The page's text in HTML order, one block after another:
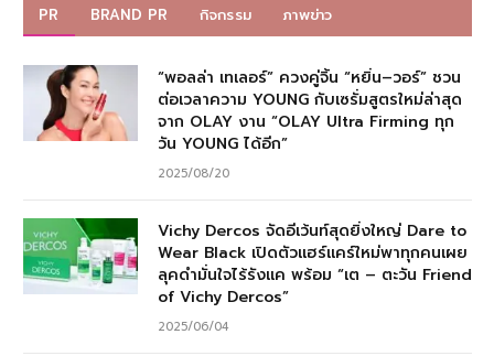
PR BRAND PR กิจกรรม ภาพข่าว
“พอลล่า เทเลอร์” ควงคู่จิ้น “หยิ่น–วอร์” ชวน
ต่อเวลาความ YOUNG กับเซรั่มสูตรใหม่ล่าสุด
จาก OLAY งาน “OLAY Ultra Firming ทุก
วัน YOUNG ได้อีก”
2025/08/20
Vichy Dercos จัดอีเว้นท์สุดยิ่งใหญ่ Dare to
Wear Black เปิดตัวแฮร์แคร์ใหม่พาทุกคนเผย
ลุคดำมั่นใจไร้รังแค พร้อม “เต – ตะวัน Friend
of Vichy Dercos”
2025/06/04